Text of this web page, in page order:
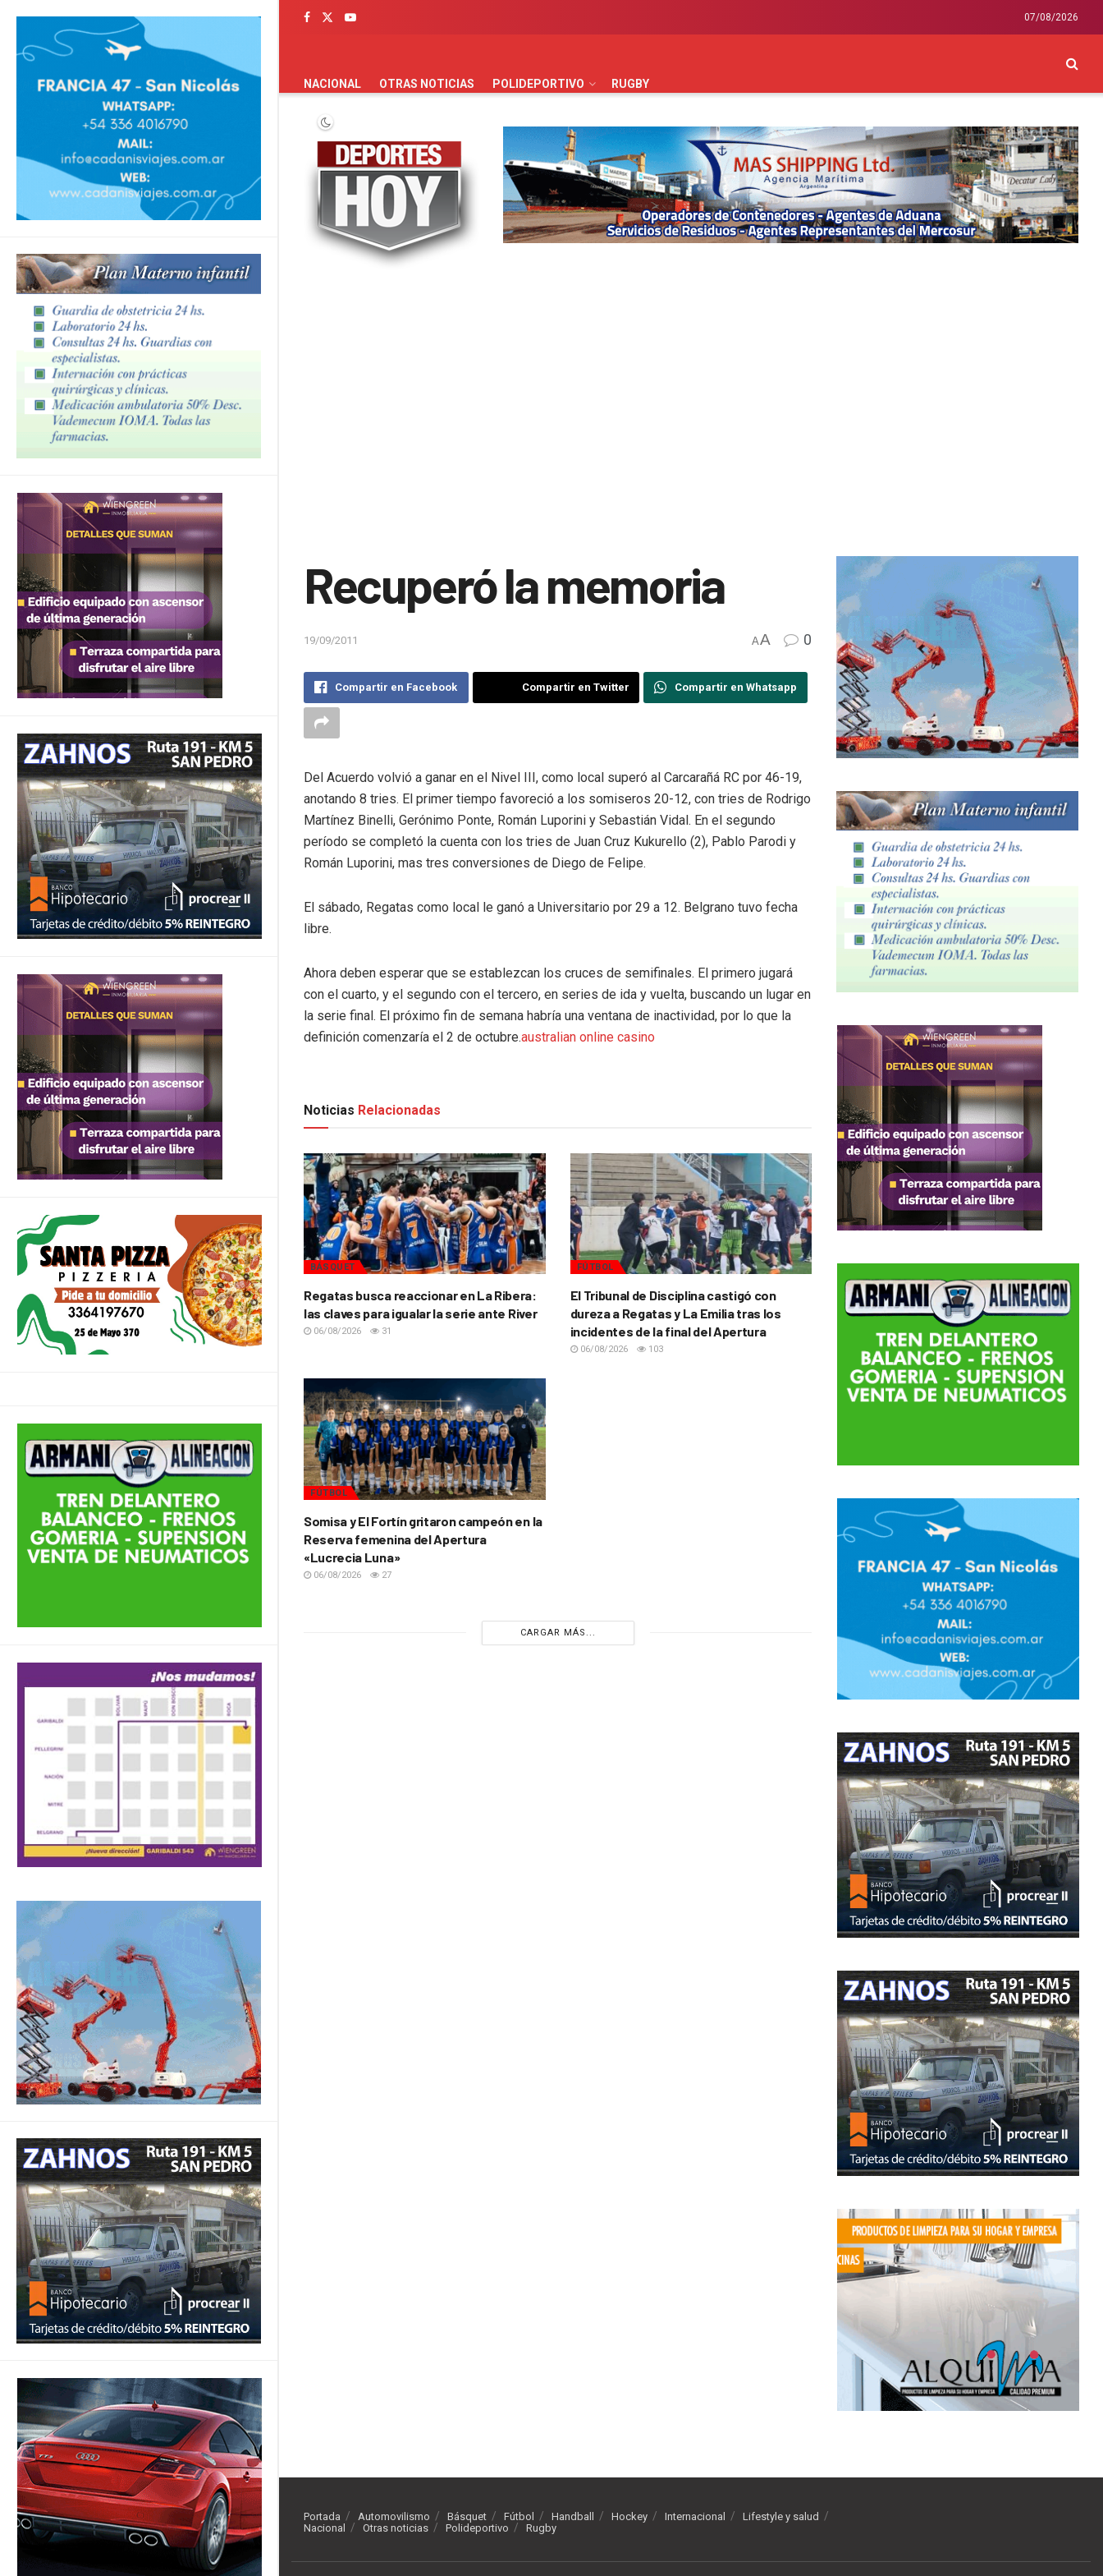
07/08/2026
PORTADA
NACIONAL OTRAS NOTICIAS POLIDEPORTIVO RUGBY
Recuperó la memoria
19/09/2011 AA 0
Compartir en Facebook Compartir en Twitter Compartir en Whatsapp
Del Acuerdo volvió a ganar en el Nivel III, como local superó al Carcarañá RC por 46-19,
anotando 8 tries. El primer tiempo favoreció a los somiseros 20-12, con tries de Rodrigo
Martínez Binelli, Gerónimo Ponte, Román Luporini y Sebastián Vidal. En el segundo
período se completó la cuenta con los tries de Juan Cruz Kukurello (2), Pablo Parodi y
Román Luporini, mas tres conversiones de Diego de Felipe.
El sábado, Regatas como local le ganó a Universitario por 29 a 12. Belgrano tuvo fecha
libre.
Ahora deben esperar que se establezcan los cruces de semifinales. El primero jugará
con el cuarto, y el segundo con el tercero, en series de ida y vuelta, buscando un lugar en
la serie final. El próximo fin de semana habría una ventana de inactividad, por lo que la
definición comenzaría el 2 de octubre.australian online casino
Noticias Relacionadas
BÁSQUET
Regatas busca reaccionar en La Ribera:
las claves para igualar la serie ante River
06/08/2026 31
FÚTBOL
El Tribunal de Disciplina castigó con
dureza a Regatas y La Emilia tras los
incidentes de la final del Apertura
06/08/2026 103
FÚTBOL
Somisa y El Fortín gritaron campeón en la
Reserva femenina del Apertura
«Lucrecia Luna»
06/08/2026 27
CARGAR MÁS...
Portada Automovilismo Básquet Fútbol Handball Hockey Internacional
Lifestyle y salud
Nacional
Otras noticias Polideportivo Rugby